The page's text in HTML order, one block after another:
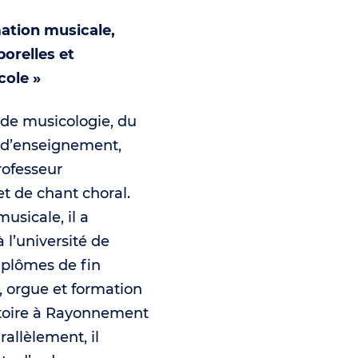
musicale,
et
»
musicologie, du
de chant choral.
il a
de
de fin
orgue et formation
à Rayonnement
il